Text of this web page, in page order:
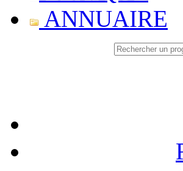
ANNUAIRE